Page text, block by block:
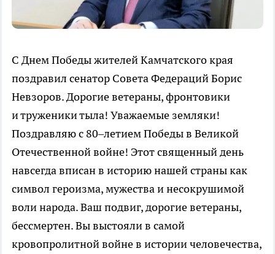
С Днем Победы жителей Камчатского края
поздравил сенатор Совета Федераций Борис
Невзоров. Дорогие ветераны, фронтовики
и труженики тыла! Уважаемые земляки!
Поздравляю с 80–летием Победы в Великой
Отечественной войне! Этот священный день
навсегда вписан в историю нашей страны как
символ героизма, мужества и несокрушимой
воли народа. Ваш подвиг, дорогие ветераны,
бессмертен. Вы выстояли в самой
кровопролитной войне в истории человечества,